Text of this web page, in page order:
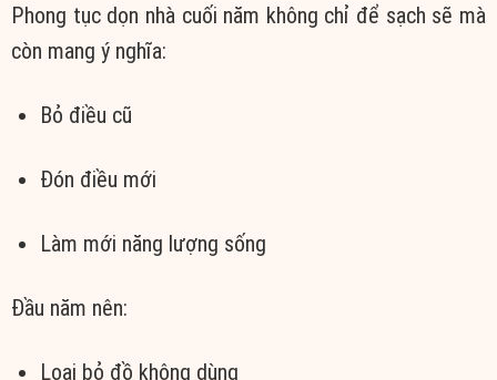
Phong tục dọn nhà cuối năm không chỉ để sạch sẽ mà
còn mang ý nghĩa:
Bỏ điều cũ
Đón điều mới
Làm mới năng lượng sống
Đầu năm nên:
Loại bỏ đồ không dùng